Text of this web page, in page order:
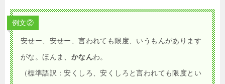
例文②
安せー、安せー、言われても限度、いうもんがあります
がな。ほんま、 かなんわ。
（標準語訳：安くしろ、安くしろと言われても限度とい